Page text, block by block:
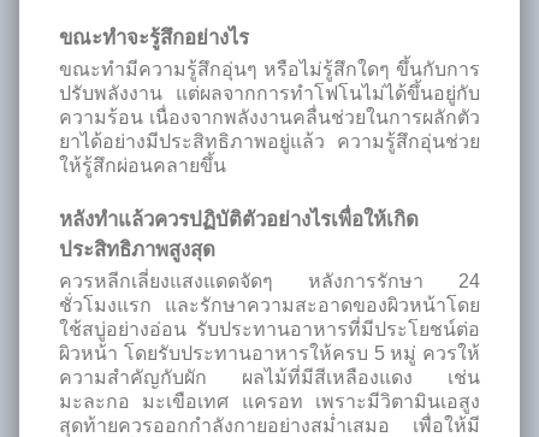
ขณะทำจะรู้สึกอย่างไร
ขณะทำมีความรู้สึกอุ่นๆ หรือไม่รู้สึกใดๆ ขึ้นกับการ
ปรับพลังงาน แต่ผลจากการทำโฟโนไม่ได้ขึ้นอยู่กับ
ความร้อน เนื่องจากพลังงานคลื่นช่วยในการผลักตัว
ยาได้อย่างมีประสิทธิภาพอยู่แล้ว ความรู้สึกอุ่นช่วย
ให้รู้สึกผ่อนคลายขึ้น
หลังทำแล้วควรปฏิบัติตัวอย่างไรเพื่อให้เกิด
ประสิทธิภาพสูงสุด
ควรหลีกเลี่ยงแสงแดดจัดๆ หลังการรักษา 24
ชั่วโมงแรก และรักษาความสะอาดของผิวหน้าโดย
ใช้สบู่อย่างอ่อน รับประทานอาหารที่มีประโยชน์ต่อ
ผิวหน้า โดยรับประทานอาหารให้ครบ 5 หมู่ ควรให้
ความสำคัญกับผัก ผลไม้ที่มีสีเหลืองแดง เช่น
มะละกอ มะเขือเทศ แครอท เพราะมีวิตามินเอสูง
สุดท้ายควรออกกำลังกายอย่างสม่ำเสมอ เพื่อให้มี